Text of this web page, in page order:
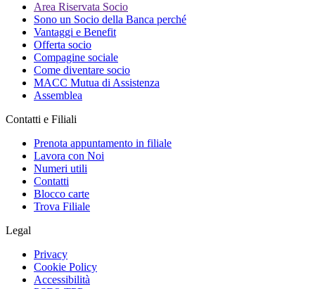
Area Riservata Socio
Sono un Socio della Banca perché
Vantaggi e Benefit
Offerta socio
Compagine sociale
Come diventare socio
MACC Mutua di Assistenza
Assemblea
Contatti e Filiali
Prenota appuntamento in filiale
Lavora con Noi
Numeri utili
Contatti
Blocco carte
Trova Filiale
Legal
Privacy
Cookie Policy
Accessibilità